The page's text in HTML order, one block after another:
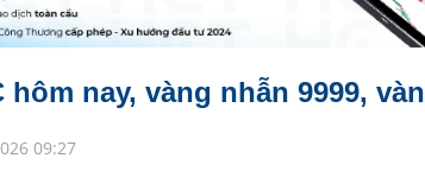
hôm nay, vàng nhẫn 9999,
09:27